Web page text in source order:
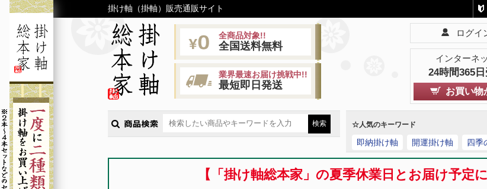
掛け軸（掛軸）販売通販サイト
全商品対象!!
全国送料無料
業界最速お届け挑戦中!!
最短即日発送
ログイ
インターネ
24時間365
お買い物
☆人気のキーワード
即納掛け軸 開運掛け軸 四季
【「掛け軸総本家」の夏季休業日とお届け予